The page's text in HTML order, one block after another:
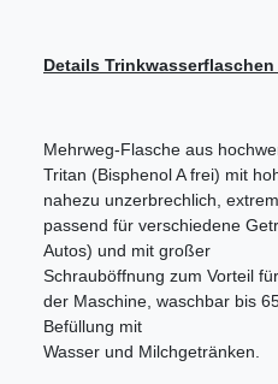
Details
Mehrweg-Flasche aus
Tritan (Bisphenol A frei) mit
nahezu unzerbrechlich,
passend für verschiedene
Autos) und mit großer
Schrauböffnung zum Vorteil
der Maschine, waschbar bis
Befüllung mit
Wasser und Milchgetränken.